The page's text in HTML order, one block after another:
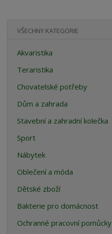
VŠECHNY KATEGORIE
Akvaristika
Teraristika
Chovatelské potřeby
Dům a zahrada
Stavební a zahradní kolečka
Sport
Nábytek
Oblečení a móda
Dětské zboží
Bakterie pro domácnost
Ochranné pracovní pomůcky